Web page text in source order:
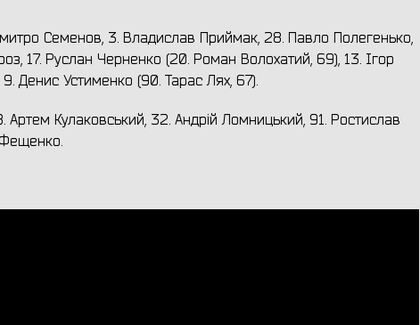
Семенов, 3. Владислав Приймак, 28. Павло Полегенько,
17. Руслан Черненко (20. Роман Волохатий, 69), 13. Ігор
Денис Устименко (90. Тарас Лях, 67).
Кулаковський, 32. Андрій Ломницький, 91. Ростислав